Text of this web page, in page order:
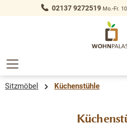
springen 02137 9272519Mo.-Fr.
Sitzmöbel Küchenstühle